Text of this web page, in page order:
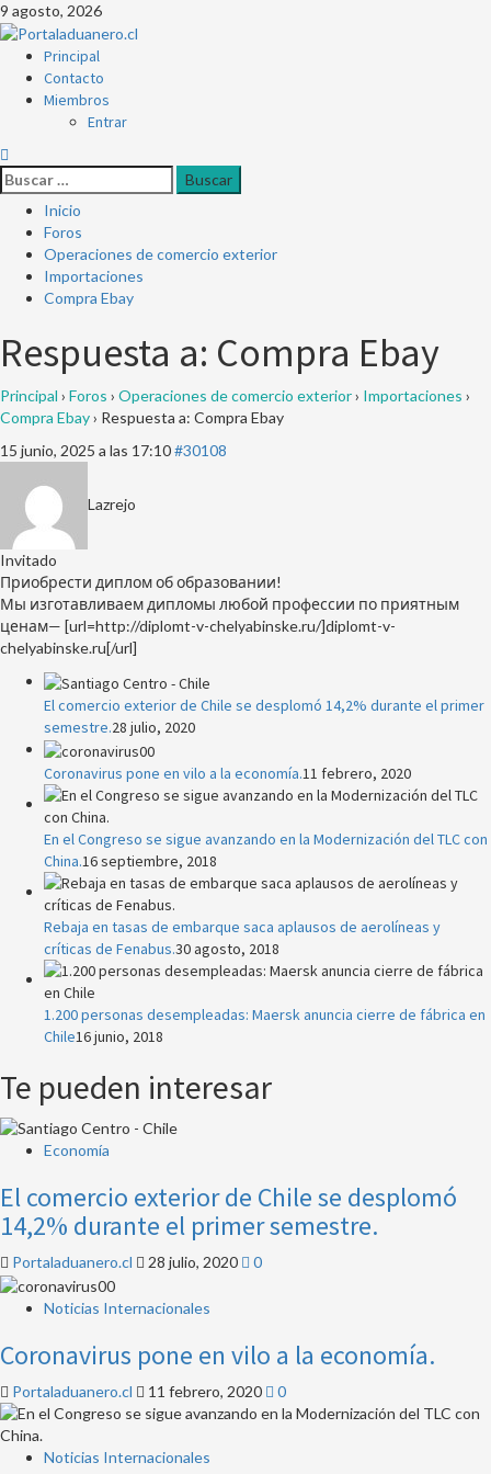
9 agosto, 2026
Principal
Contacto
Miembros
Entrar
Inicio
Foros
Operaciones de comercio exterior
Importaciones
Compra Ebay
Respuesta a: Compra Ebay
Principal › Foros › Operaciones de comercio exterior› Importaciones ›
Compra Ebay› Respuesta a: Compra Ebay
15 junio, 2025 a las 17:10#30108
Lazrejo
Invitado
Приобрести диплом об образовании!
Мы изготавливаем дипломы любой профессии по приятным
ценам— [url=http://diplomt-v-chelyabinske.ru/]diplomt-v-
chelyabinske.ru[/url]
El comercio exterior de Chile se desplomó 14,2% durante el primer
semestre.28 julio, 2020
Coronavirus pone en vilo a la economía.11 febrero, 2020
En el Congreso se sigue avanzando en la Modernización del TLC con
China.16 septiembre, 2018
Rebaja en tasas de embarque saca aplausos de aerolíneas y
críticas de Fenabus.30 agosto, 2018
1.200 personas desempleadas: Maersk anuncia cierre de fábrica en
Chile16 junio, 2018
Te pueden interesar
Economía
El comercio exterior de Chile se desplomó
14,2% durante el primer semestre.
Portaladuanero.cl 28 julio, 2020 0
Noticias Internacionales
Coronavirus pone en vilo a la economía.
Portaladuanero.cl 11 febrero, 2020 0
Noticias Internacionales